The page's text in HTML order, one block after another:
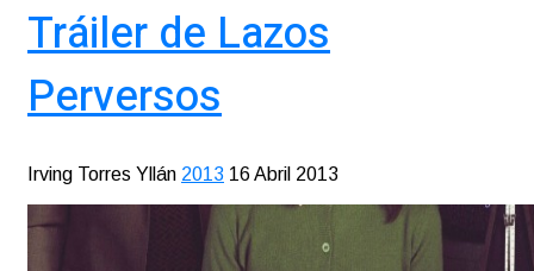
Tráiler de Lazos
Perversos
Irving Torres Yllán 2013 16 Abril 2013